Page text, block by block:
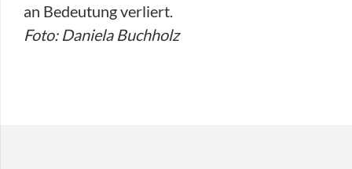
an Bedeutung verliert.
Foto: Daniela Buchholz